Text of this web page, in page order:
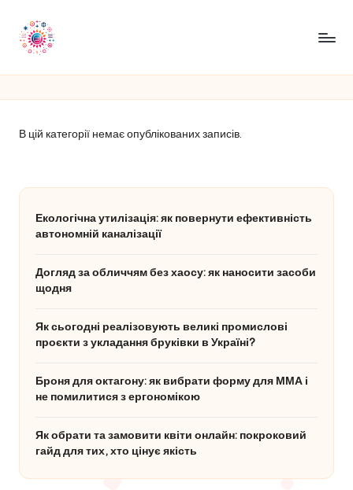
Перейти
R
a
m
ir
В цій категорії немає опублікованих записів.
Екологічна утилізація: як повернути ефективність
автономній каналізації
Догляд за обличчям без хаосу: як наносити засоби
щодня
Як сьогодні реалізовують великі промислові
проєкти з укладання бруківки в Україні?
Броня для октагону: як вибрати форму для ММА і
не помилитися з ергономікою
Як обрати та замовити квіти онлайн: покроковий
гайд для тих, хто цінує якість